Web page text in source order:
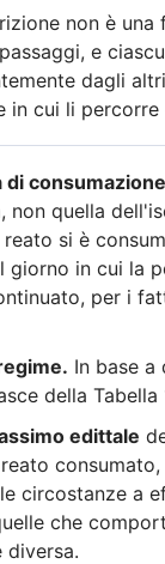
non è una
e
dagli
in cui li percorre
di
non quella
si è
giorno in cui la
per i
In base a
della Tabella
edittale
consumato,
circostanze a
che
diversa.